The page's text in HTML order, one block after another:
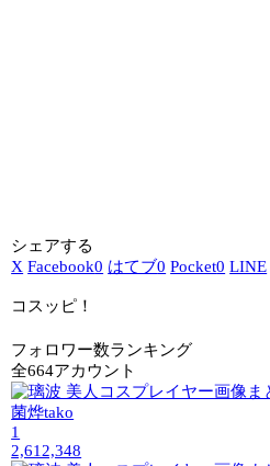
シェアする
X Facebook0 はてブ0 Pocket0 LINE
コスッピ！
フォロワー数ランキング
全664アカウント
菌烨tako
1
2,612,348